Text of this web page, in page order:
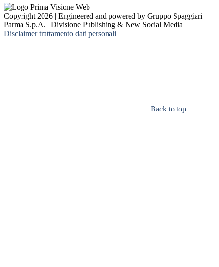
Copyright 2026 | Engineered and powered by Gruppo Spaggiari
Parma S.p.A. | Divisione Publishing & New Social Media
Disclaimer trattamento dati personali
Back to top